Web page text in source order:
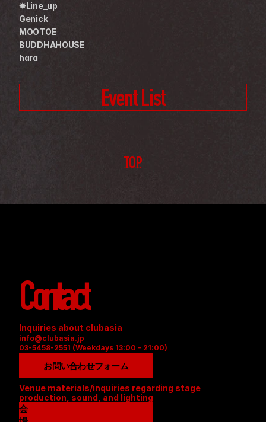
✸Line_up
Genick
MOOTOE
BUDDHAHOUSE
hara
Event List
TOP
Contact
Inquiries about clubasia
info@clubasia.jp
03-5458-2551 (Weekdays 13:00 - 21:00)
お問い合わせフォーム
Venue materials/inquiries regarding stage
production, sound, and lighting
会